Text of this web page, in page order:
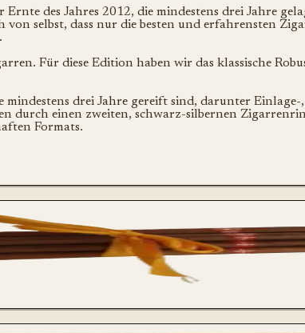
des Jahres 2012, die mindestens drei Jahre
von selbst, dass nur die besten und erfahrensten
Für diese Edition haben wir das klassische
drei Jahre gereift sind, darunter
durch einen zweiten, schwarz-silbernen
Formats.